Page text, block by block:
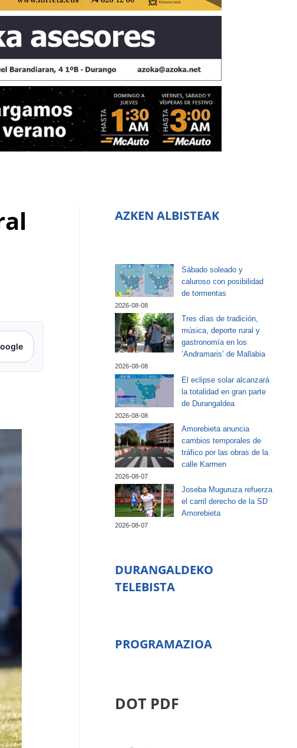
AZKEN ALBISTEAK
Sábado soleado y
caluroso con posibilidad
de tormentas
2026-08-08
Tres días de tradición,
música, deporte rural y
gastronomía en los
‘Andramaris’ de Mallabia
2026-08-08
El eclipse solar alcanzará
la totalidad en gran parte
de Durangaldea
2026-08-08
Amorebieta anuncia
cambios temporales de
tráfico por las obras de la
calle Karmen
2026-08-07
Joseba Muguruza refuerza
el carril derecho de la SD
Amorebieta
2026-08-07
DURANGALDEKO
TELEBISTA
PROGRAMAZIOA
DOT PDF